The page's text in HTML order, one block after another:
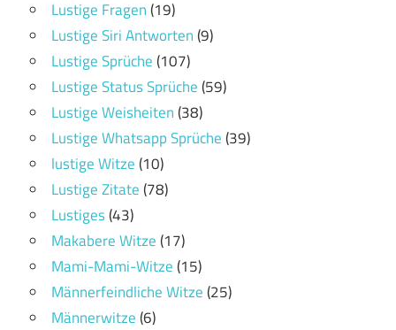
Lustige Fragen(19)
Lustige Siri Antworten(9)
Lustige Sprüche(107)
Lustige Status Sprüche(59)
Lustige Weisheiten(38)
Lustige Whatsapp Sprüche(39)
lustige Witze(10)
Lustige Zitate(78)
Lustiges(43)
Makabere Witze(17)
Mami-Mami-Witze(15)
Männerfeindliche Witze(25)
Männerwitze(6)